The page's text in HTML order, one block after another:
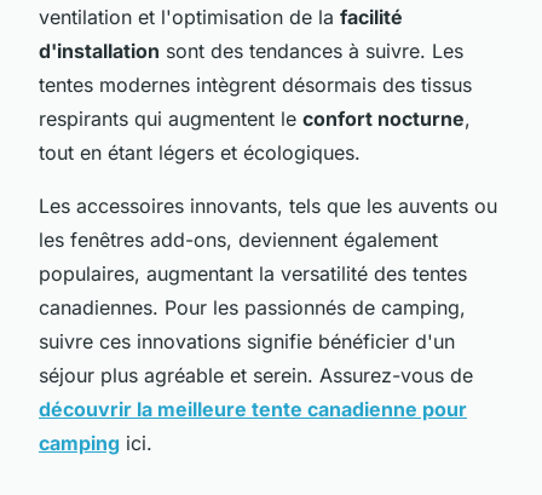
ventilation et l'optimisation de la facilité
d'installation sont des tendances à suivre. Les
tentes modernes intègrent désormais des tissus
respirants qui augmentent le confort nocturne,
tout en étant légers et écologiques.
Les accessoires innovants, tels que les auvents ou
les fenêtres add-ons, deviennent également
populaires, augmentant la versatilité des tentes
canadiennes. Pour les passionnés de camping,
suivre ces innovations signifie bénéficier d'un
séjour plus agréable et serein. Assurez-vous de
découvrir la meilleure tente canadienne pour
camping ici.